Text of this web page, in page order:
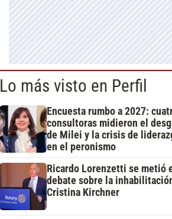
Lo más visto en Perfil
Encuesta rumbo a 2027:
consultoras midieron el
de Milei y la crisis de
en el peronismo
Ricardo Lorenzetti se metió
debate sobre la
Cristina Kirchner